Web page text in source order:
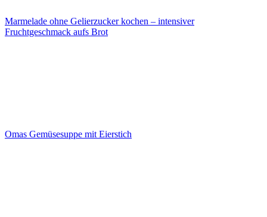
Marmelade ohne Gelierzucker kochen – intensiver
Fruchtgeschmack aufs Brot
Omas Gemüsesuppe mit Eierstich